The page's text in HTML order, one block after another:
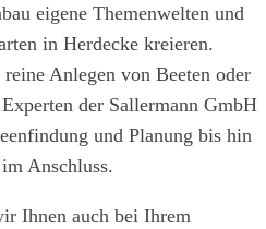
eigene Themenwelten und
in Herdecke kreieren.
Anlegen von Beeten oder
der Sallermann GmbH
und Planung bis hin
Anschluss.
Ihnen auch bei Ihrem